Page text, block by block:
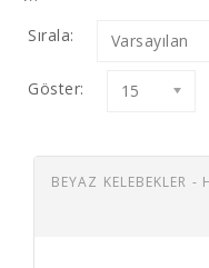
Sırala: Varsayılan
Göster: 15